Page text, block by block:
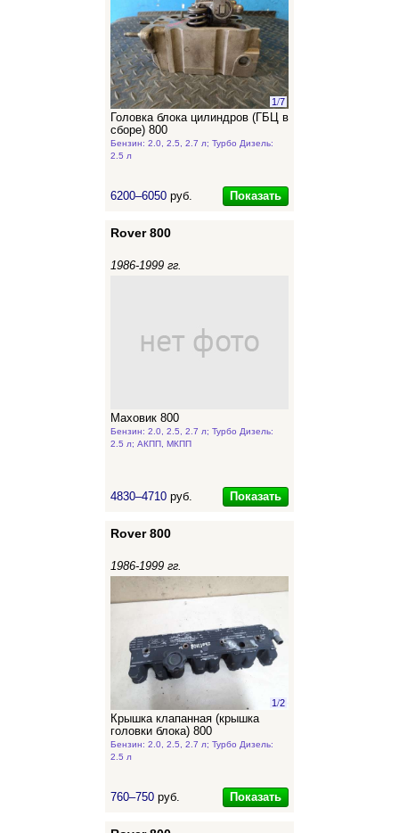
1/7
Головка блока цилиндров (ГБЦ в
сборе) 800
Бензин: 2.0, 2.5, 2.7 л; Турбо Дизель:
2.5 л
6200–6050 руб. Показать
Rover 800
1986-1999 гг.
Маховик 800
Бензин: 2.0, 2.5, 2.7 л; Турбо Дизель:
2.5 л; АКПП, МКПП
4830–4710 руб. Показать
Rover 800
1986-1999 гг.
1/2
Крышка клапанная (крышка
головки блока) 800
Бензин: 2.0, 2.5, 2.7 л; Турбо Дизель:
2.5 л
760–750 руб. Показать